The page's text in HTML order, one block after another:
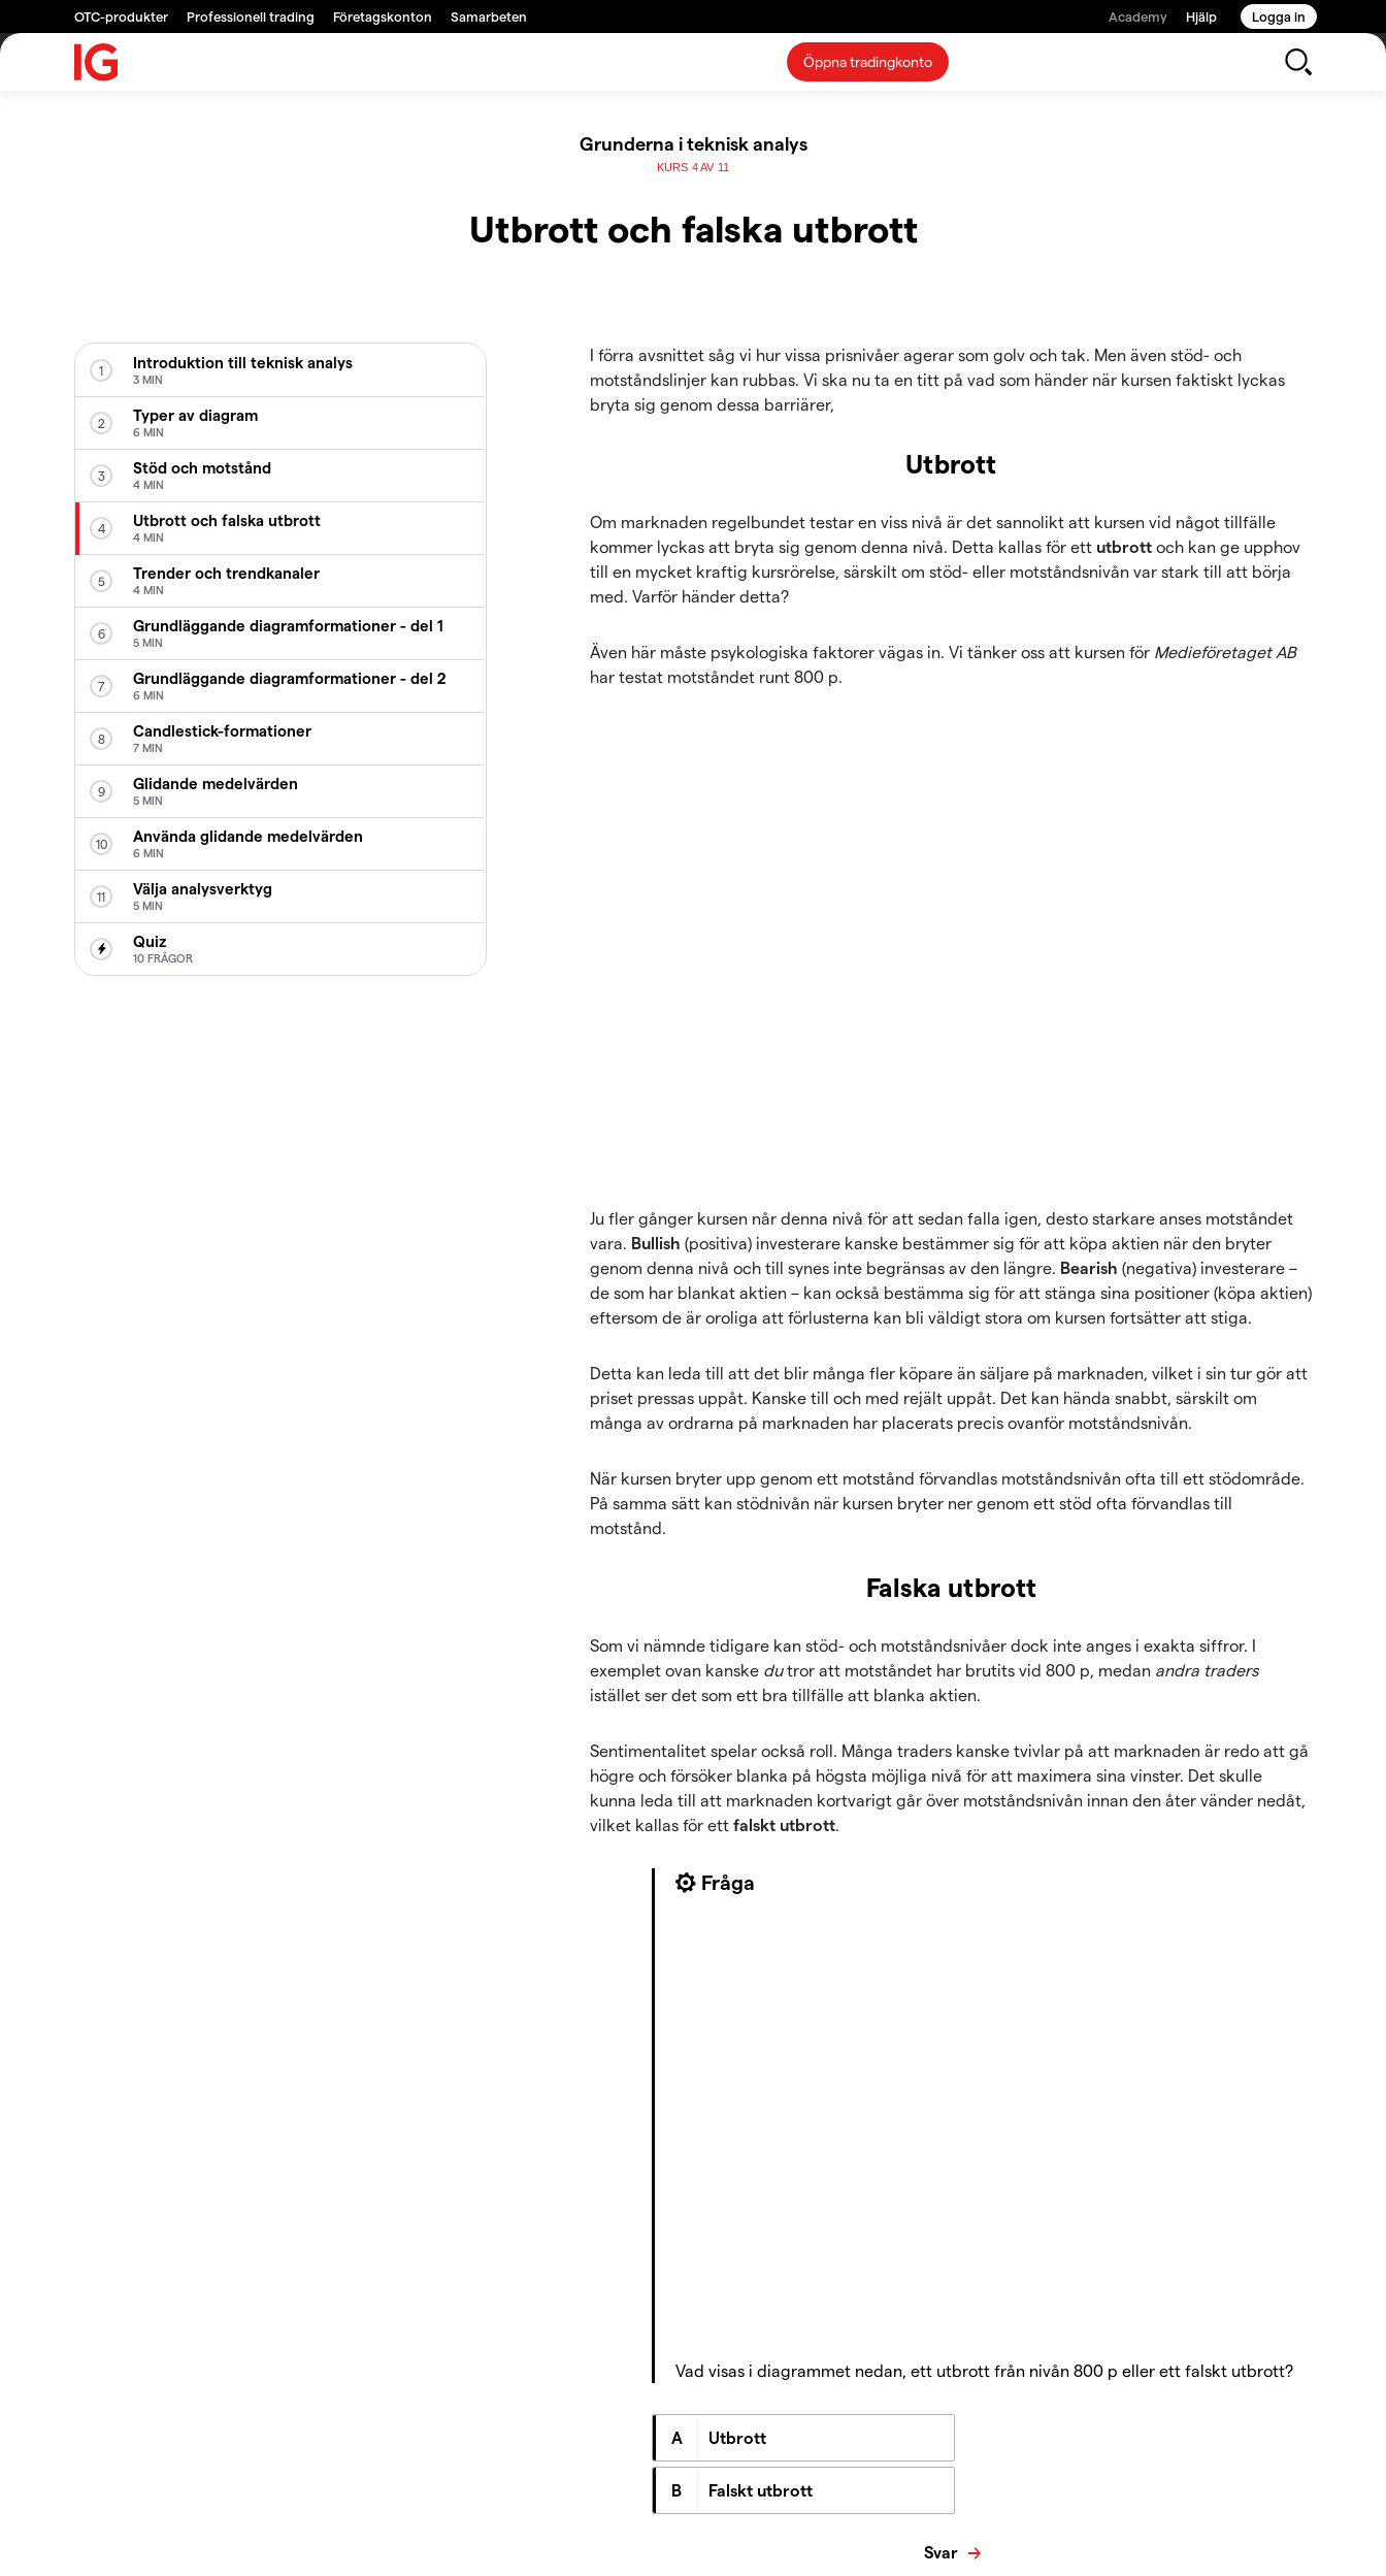
OTC-produkter Professionell trading Företagskonton Samarbeten Academy Hjälp Logga in
Öppna tradingkonto
Grunderna i teknisk analys
KURS 4 AV 11
Utbrott och falska utbrott
I förra avsnittet såg vi hur vissa prisnivåer agerar som golv och tak. Men även stöd- och
motståndslinjer kan rubbas. Vi ska nu ta en titt på vad som händer när kursen faktiskt lyckas
bryta sig genom dessa barriärer,
Utbrott
Om marknaden regelbundet testar en viss nivå är det sannolikt att kursen vid något tillfälle
kommer lyckas att bryta sig genom denna nivå. Detta kallas för ett utbrott och kan ge upphov
till en mycket kraftig kursrörelse, särskilt om stöd- eller motståndsnivån var stark till att börja
med. Varför händer detta?
Även här måste psykologiska faktorer vägas in. Vi tänker oss att kursen för Medieföretaget AB
har testat motståndet runt 800 p.
Ju fler gånger kursen når denna nivå för att sedan falla igen, desto starkare anses motståndet
vara. Bullish (positiva) investerare kanske bestämmer sig för att köpa aktien när den bryter
genom denna nivå och till synes inte begränsas av den längre. Bearish (negativa) investerare –
de som har blankat aktien – kan också bestämma sig för att stänga sina positioner (köpa aktien)
eftersom de är oroliga att förlusterna kan bli väldigt stora om kursen fortsätter att stiga.
Detta kan leda till att det blir många fler köpare än säljare på marknaden, vilket i sin tur gör att
priset pressas uppåt. Kanske till och med rejält uppåt. Det kan hända snabbt, särskilt om
många av ordrarna på marknaden har placerats precis ovanför motståndsnivån.
När kursen bryter upp genom ett motstånd förvandlas motståndsnivån ofta till ett stödområde.
På samma sätt kan stödnivån när kursen bryter ner genom ett stöd ofta förvandlas till
motstånd.
Falska utbrott
Som vi nämnde tidigare kan stöd- och motståndsnivåer dock inte anges i exakta siffror. I
exemplet ovan kanske dutror att motståndet har brutits vid 800 p, medan andra traders
istället ser det som ett bra tillfälle att blanka aktien.
Sentimentalitet spelar också roll. Många traders kanske tvivlar på att marknaden är redo att gå
högre och försöker blanka på högsta möjliga nivå för att maximera sina vinster. Det skulle
kunna leda till att marknaden kortvarigt går över motståndsnivån innan den åter vänder nedåt,
vilket kallas för ett falskt utbrott.
Fråga
Vad visas i diagrammet nedan, ett utbrott från nivån 800 p eller ett falskt utbrott?
A Utbrott
B Falskt utbrott
Svar
1 Introduktion till teknisk analys
3 MIN
2 Typer av diagram
6 MIN
3 Stöd och motstånd
4 MIN
4 Utbrott och falska utbrott
4 MIN
5 Trender och trendkanaler
4 MIN
6 Grundläggande diagramformationer - del 1
5 MIN
7 Grundläggande diagramformationer - del 2
6 MIN
8 Candlestick-formationer
7 MIN
9 Glidande medelvärden
5 MIN
10 Använda glidande medelvärden
6 MIN
11 Välja analysverktyg
5 MIN
Quiz
10 FRÅGOR